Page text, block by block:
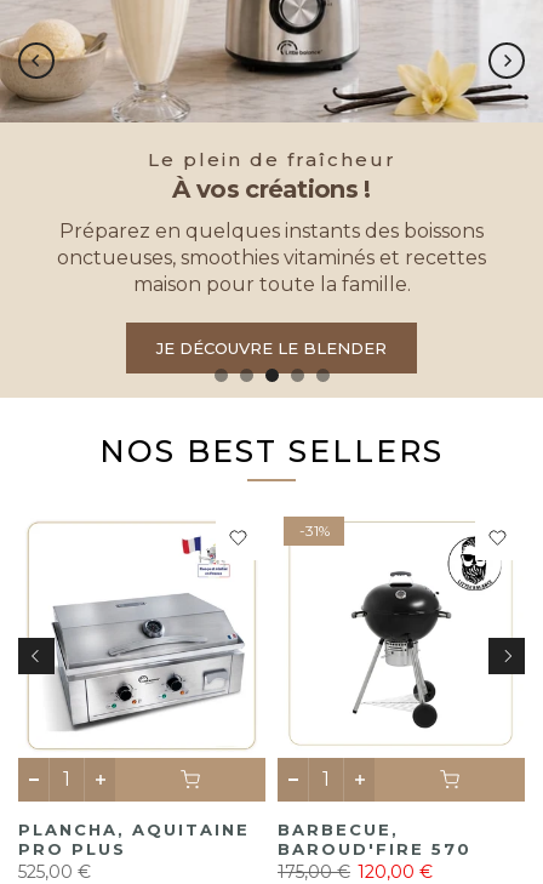
Le plein de fraîcheur
À vos créations !
Préparez en quelques instants des boissons
onctueuses, smoothies vitaminés et recettes
maison pour toute la famille.
JE DÉCOUVRE LE BLENDER
NOS BEST SELLERS
PLANCHA, AQUITAINE
PRO PLUS
525,00 €
-31%
BARBECUE,
BAROUD'FIRE 570
175,00 € 120,00 €